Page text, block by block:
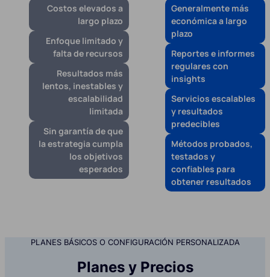
Costos elevados a
largo plazo
Enfoque limitado y
falta de recursos
Resultados más
lentos, inestables y
escalabilidad
limitada
Sin garantía de que
la estrategia cumpla
los objetivos
esperados
Generalmente más
económica a largo
plazo
Reportes e informes
regulares con
insights
Servicios escalables
y resultados
predecibles
Métodos probados,
testados y
confiables para
obtener resultados
PLANES BÁSICOS O CONFIGURACIÓN PERSONALIZADA
Planes y Precios